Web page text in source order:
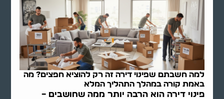
למה חשבתם שפינוי דירה זה רק להוציא חפצים? מה
באמת קורה במהלך התהליך המלא
פינוי דירה הוא הרבה יותר ממה שחושבים –